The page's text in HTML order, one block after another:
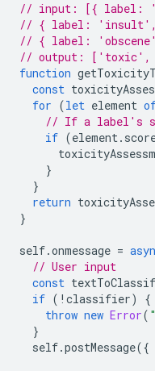
// input: [{ label:
// { label: 'insult',
// { label:
// output:
function
const
for (let element
// If a label's
if (element.
}
}
return
}
self.onmessage =
// User input
const
if ( ! classifier)
{
throw new Error(
}
self.postMessage({